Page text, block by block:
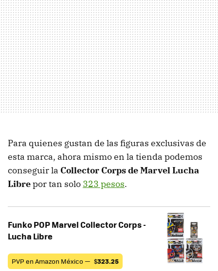
Para quienes gustan de las figuras exclusivas de
esta marca, ahora mismo en la tienda podemos
conseguir la Collector Corps de Marvel Lucha
Librepor tan solo 323 pesos.
Funko POP Marvel Collector Corps -
Lucha Libre
PVP en Amazon México — $323.25